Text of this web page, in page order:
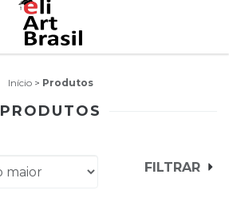
Início > Produtos
PRODUTOS
FILTRAR